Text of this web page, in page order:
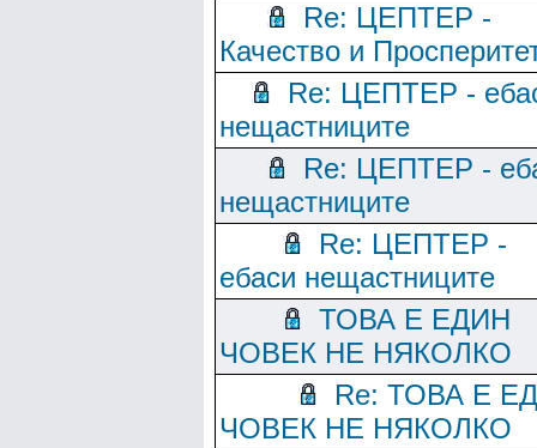
Re: ЦЕПТЕР -
Качество и
Re: ЦЕПТЕР -
нещастниците
Re: ЦЕПТЕР -
нещастниците
Re: ЦЕПТЕР -
ебаси нещастниците
ТОВА Е ЕДИН
ЧОВЕК НЕ НЯКОЛКО
Re: ТОВА Е
ЧОВЕК НЕ НЯКОЛКО